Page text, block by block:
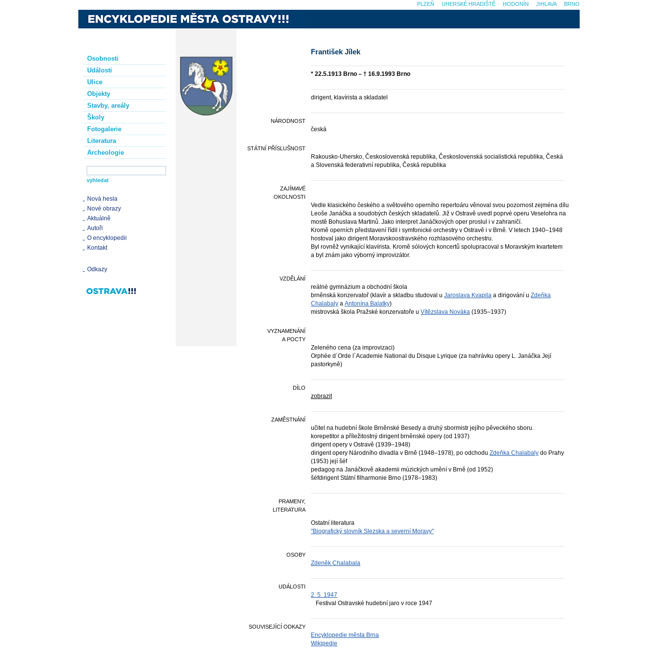
Osobnosti
Události
Ulice
Objekty
Stavby, areály
Školy
Fotogalerie
Literatura
Archeologie
Nová hesla
Nové obrazy
Aktuálně
Autoři
O encyklopedii
Kontakt
Odkazy
František Jílek
* 22.5.1913 Brno – † 16.9.1993 Brno
dirigent, klavírista a skladatel
NÁRODNOST
česká
STÁTNÍ PŘÍSLUŠNOST
Rakousko-Uhersko, Československá republika, Československá socialistická republika, Česká
a Slovenská federativní republika, Česká republika
ZAJÍMAVÉ
OKOLNOSTI
Vedle klasického českého a světového operního repertoáru věnoval svou pozornost zejména dílu
Leoše Janáčka a soudobých českých skladatelů. Již v Ostravě uvedl poprvé operu Veselohra na
mostě Bohuslava Martinů. Jako interpret Janáčkových oper proslul i v zahraničí.
Kromě operních představení řídil i symfonické orchestry v Ostravě i v Brně. V letech 1940–1948
hostoval jako dirigent Moravskoostravského rozhlasového orchestru.
Byl rovněž vynikající klavírista. Kromě sólových koncertů spolupracoval s Moravským kvartetem
a byl znám jako výborný improvizátor.
VZDĚLÁNÍ
reálné gymnázium a obchodní škola
brněnská konzervatoř (klavír a skladbu studoval u Jaroslava Kvapila a dirigování u Zdeňka
Chalabaly a Antonína Balatky)
mistrovská škola Pražské konzervatoře u Vítězslava Nováka (1935–1937)
VYZNAMENÁNÍ
A POCTY
Zeleného cena (za improvizaci)
Orphée d´Orde l´Academie National du Disque Lyrique (za nahrávku opery L. Janáčka Její
pastorkyně)
DÍLO
zobrazit
ZAMĚSTNÁNÍ
učitel na hudební škole Brněnské Besedy a druhý sbormistr jejího pěveckého sboru.
korepetitor a příležitostný dirigent brněnské opery (od 1937)
dirigent opery v Ostravě (1939–1948)
dirigent opery Národního divadla v Brně (1948–1978), po odchodu Zdeňka Chalabaly do Prahy
(1953) její šéf
pedagog na Janáčkově akademii múzických umění v Brně (od 1952)
šéfdirigent Státní filharmonie Brno (1978–1983)
PRAMENY,
LITERATURA
Ostatní literatura
"Biografický slovník Slezska a severní Moravy"
OSOBY
Zdeněk Chalabala
UDÁLOSTI
2. 5. 1947
Festival Ostravské hudební jaro v roce 1947
SOUVISEJÍCÍ ODKAZY
Encyklopedie města Brna
Wikipedie
BRNO
JIHLAVA
HODONÍN
UHERSKÉ HRADIŠTĚ
PLZEŇ